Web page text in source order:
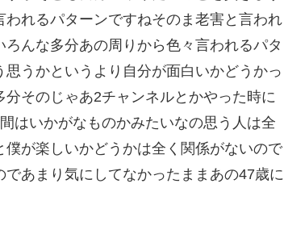
れるパターンですねそのま老害と言われ
んな多分あの周りから色々言われるパタ
うかというより自分が面白いかどうかっ
そのじゃあ2チャンネルとかやった時に
はいかがなものかみたいなの思う人は全
が楽しいかどうかは全く関係がないので
あまり気にしてなかったままあの47歳に